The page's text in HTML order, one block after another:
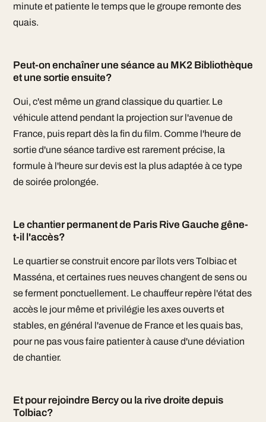
minute et patiente le temps que le groupe remonte des
quais.
Peut-on enchaîner une séance au MK2 Bibliothèque
et une sortie ensuite?
Oui, c'est même un grand classique du quartier. Le
véhicule attend pendant la projection sur l'avenue de
France, puis repart dès la fin du film. Comme l'heure de
sortie d'une séance tardive est rarement précise, la
formule à l'heure sur devis est la plus adaptée à ce type
de soirée prolongée.
Le chantier permanent de Paris Rive Gauche gêne-
t-il l'accès?
Le quartier se construit encore par îlots vers Tolbiac et
Masséna, et certaines rues neuves changent de sens ou
se ferment ponctuellement. Le chauffeur repère l'état des
accès le jour même et privilégie les axes ouverts et
stables, en général l'avenue de France et les quais bas,
pour ne pas vous faire patienter à cause d'une déviation
de chantier.
Et pour rejoindre Bercy ou la rive droite depuis
Tolbiac?